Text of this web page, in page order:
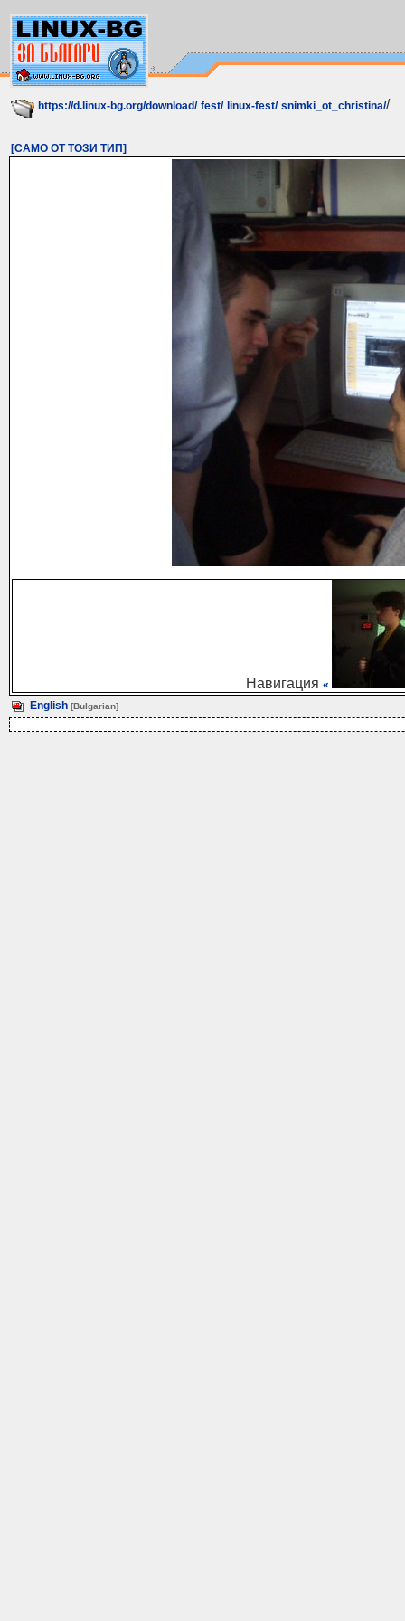
https://d.linux-bg.org/download/ fest/ linux-fest/ snimki_ot_christina//
[САМО ОТ ТОЗИ ТИП]
Навигация «
English [Bulgarian]